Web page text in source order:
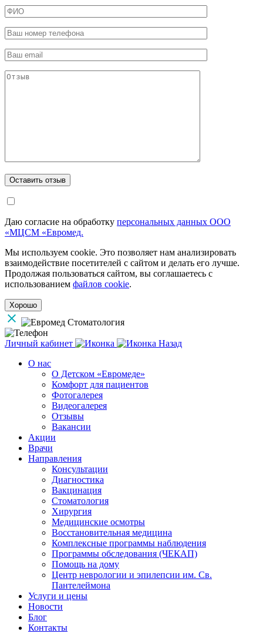
Даю согласие на обработку персональных данных ООО
«МЦСМ «Евромед.
Мы используем cookie. Это позволяет нам анализировать
взаимодействие посетителей с сайтом и делать его лучше.
Продолжая пользоваться сайтом, вы соглашаетесь с
использованием файлов cookie.
Хорошо
Личный кабинет
Назад
О нас
О Детском «Евромеде»
Комфорт для пациентов
Фотогалерея
Видеогалерея
Отзывы
Вакансии
Акции
Врачи
Направления
Консультации
Диагностика
Вакцинация
Стоматология
Хирургия
Медицинские осмотры
Восстановительная медицина
Комплексные программы наблюдения
Программы обследования (ЧЕКАП)
Помощь на дому
Центр неврологии и эпилепсии им. Св.
Пантелеймона
Услуги и цены
Новости
Блог
Контакты